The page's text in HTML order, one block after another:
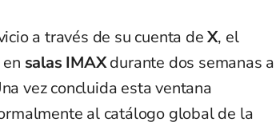
a través de su cuenta deX, el
salas IMAXdurante dos semanas a
vez concluida esta ventana
al catálogo global de la